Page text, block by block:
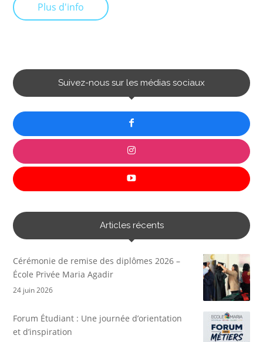
Plus d'info
Suivez-nous sur les médias sociaux
Articles récents
Cérémonie de remise des diplômes 2026 –
École Privée Maria Agadir
24 juin 2026
Forum Étudiant : Une journée d’orientation
et d’inspiration